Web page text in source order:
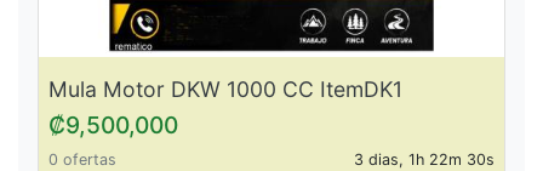
Mula Motor DKW 1000 CC ItemDK1
₡9,500,000
0 ofertas 3 dias, 1h 22m 30s